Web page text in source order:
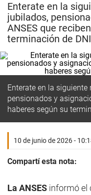
Enterate en la
jubilados,
ANSES que
terminación de
Enterate en la
pensionados y
haberes según su
10 de junio de 2026 -
Compartí esta nota:
La ANSES informó el